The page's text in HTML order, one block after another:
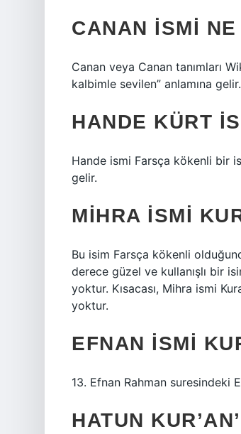
CANAN ISMI
Canan veya Canan tanımları
kalbimle sevilen” anlamına gelir.
HANDE KÜRT
Hande ismi Farsça kökenli bir
gelir.
MIHRA ISMI
Bu isim Farsça kökenli
derece güzel ve kullanışlı bir
yoktur. Kısacası, Mihra ismi
yoktur.
EFNAN ISMI
13. Efnan Rahman suresindeki
HATUN